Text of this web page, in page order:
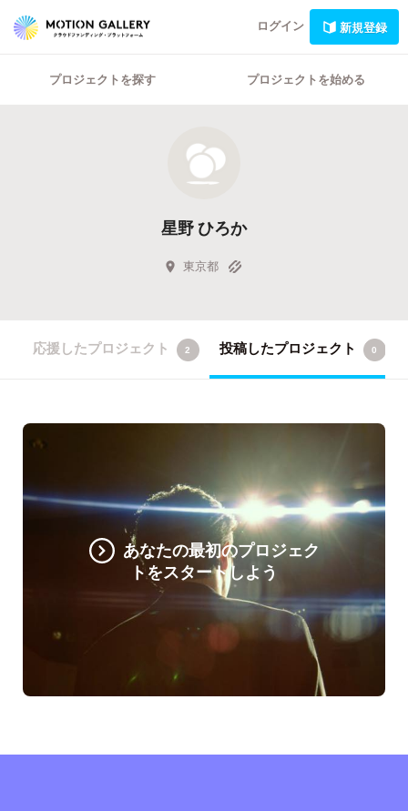
ログイン 新規登録
プロジェクトを探す プロジェクトを始める
星野 ひろか
東京都
応援したプロジェクト 2 投稿したプロジェクト 0
あなたの最初のプロジェク
トをスタートしよう